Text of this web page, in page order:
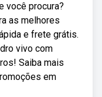
você procura?
as melhores
e frete grátis.
vivo com
Saiba mais
em